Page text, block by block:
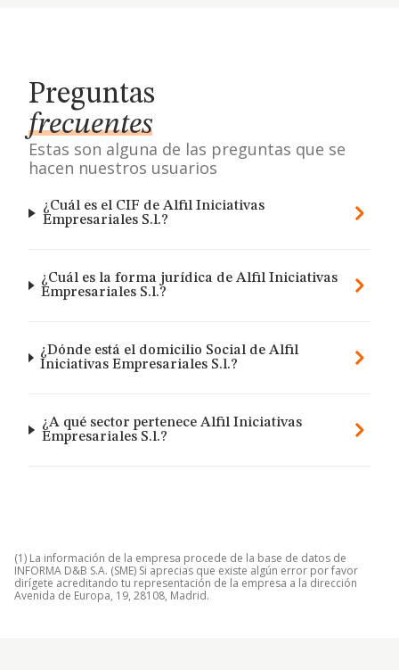
Preguntas
frecuentes
Estas son alguna de las preguntas que se
hacen nuestros usuarios
¿Cuál es el CIF de Alfil Iniciativas
Empresariales S.l.?
¿Cuál es la forma jurídica de Alfil Iniciativas
Empresariales S.l.?
¿Dónde está el domicilio Social de Alfil
Iniciativas Empresariales S.l.?
¿A qué sector pertenece Alfil Iniciativas
Empresariales S.l.?
(1) La información de la empresa procede de la base de datos de
INFORMA D&B S.A. (SME) Si aprecias que existe algún error por favor
dirígete acreditando tu representación de la empresa a la dirección
Avenida de Europa, 19, 28108, Madrid.